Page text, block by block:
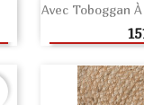
Avec Toboggan